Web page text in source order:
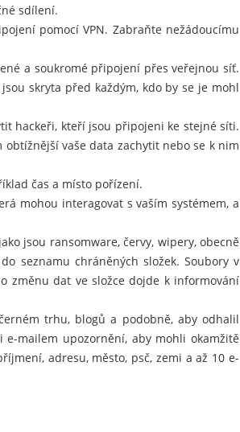
sdílení.
pomocí VPN. Zabraňte nežádoucímu
a soukromé připojení přes veřejnou síť.
skryta před každým, kdo by se je mohl
hackeři, kteří jsou připojeni ke stejné síti.
obtížnější vaše data zachytit nebo se k nim
čas a místo pořízení.
mohou interagovat s vaším systémem, a
jsou ransomware, červy, wipery, obecně
seznamu chráněných složek. Soubory v
změnu dat ve složce dojde k informování
trhu, blogů a podobně, aby odhalil
mailem upozornění, aby mohli okamžitě
adresu, město, psč, zemi a až 10 e-